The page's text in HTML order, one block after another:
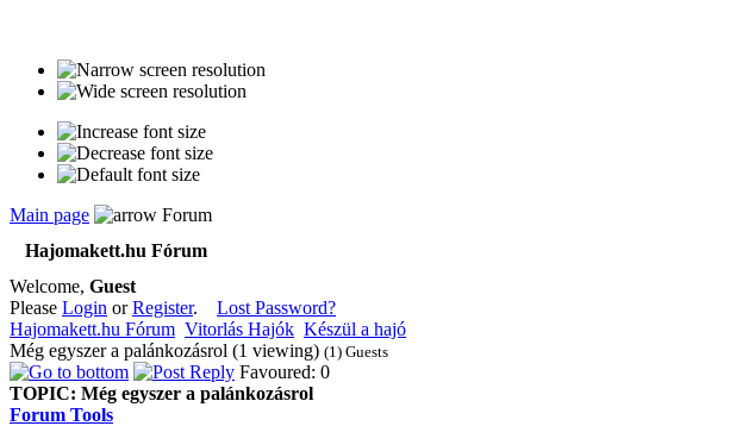
Main page
Forum
Hajomakett.hu Fórum
Welcome, Guest
Please Login orRegister. Lost Password?
Hajomakett.hu Fórum Vitorlás Hajók Készül a hajó
Még egyszer a palánkozásrol (1 viewing) (1) Guests
Favoured: 0
TOPIC: Még egyszer a palánkozásrol
Forum Tools